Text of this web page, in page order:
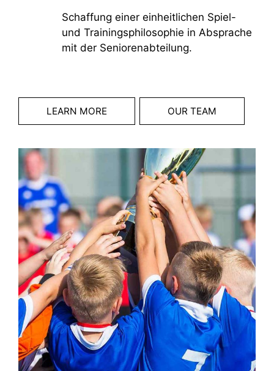
Schaffung einer einheitlichen Spiel-
und Trainingsphilosophie in Absprache
mit der Seniorenabteilung.
LEARN MORE OUR TEAM